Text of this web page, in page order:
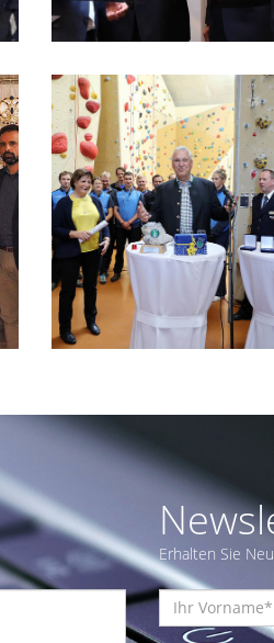
Erhalten Sie